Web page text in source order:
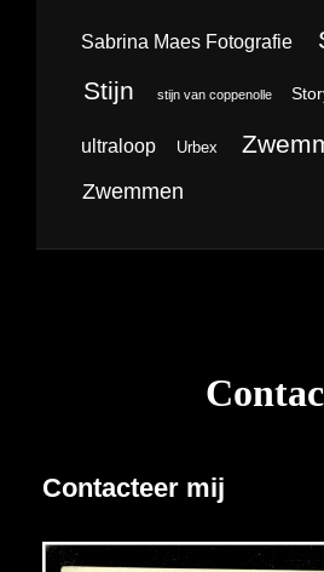
Sabrina Maes Fotografie
Stijn stijn van coppenolle
ultraloop Urbex
Zwemmen
Contacteer mij